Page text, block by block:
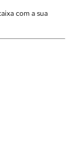
com a sua